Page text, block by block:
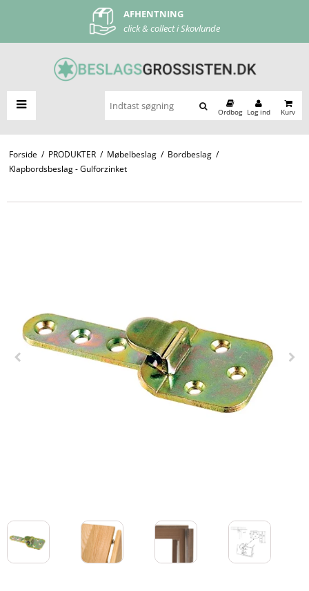
AFHENTNING
click & collect i Skovlunde
FRI FRAGT
ved køb over 500 kr
Ordbog Log ind Kurv
Forside / PRODUKTER / Møbelbeslag / Bordbeslag /
Klapbordsbeslag - Gulforzinket